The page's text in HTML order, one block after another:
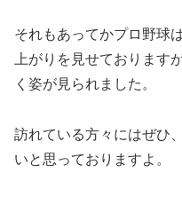
それもあってかプロ野球
上がりを見せております
く姿が見られました。
訪れている方々にはぜひ
いと思っておりますよ。